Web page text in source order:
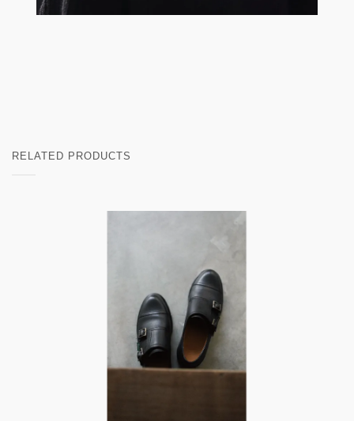
RELATED PRODUCTS